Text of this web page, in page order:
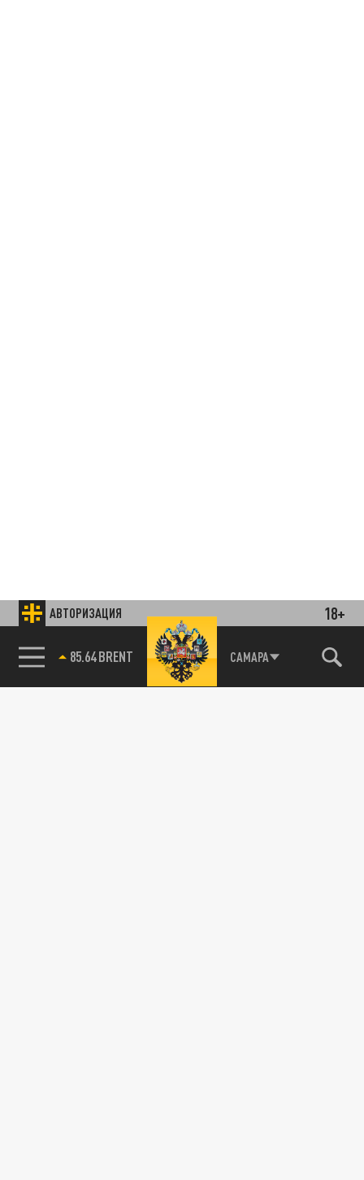
АВТОРИЗАЦИЯ 18+
85.64 BRENT САМАРА